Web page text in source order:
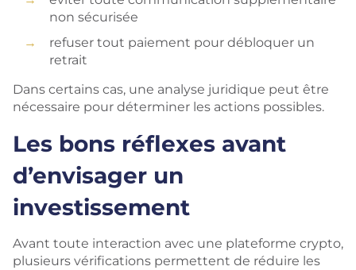
non sécurisée
refuser tout paiement pour débloquer un
retrait
Dans certains cas, une analyse juridique peut être
nécessaire pour déterminer les actions possibles.
Les bons réflexes avant
d’envisager un
investissement
Avant toute interaction avec une plateforme crypto,
plusieurs vérifications permettent de réduire les